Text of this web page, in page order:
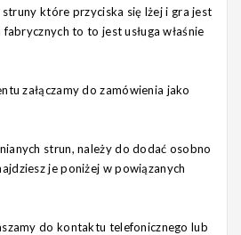
struny które przyciska się lżej i gra jest
to to jest usługa właśnie
załączamy do zamówienia jako
strun, należy do dodać osobno
je poniżej w powiązanych
do kontaktu telefonicznego lub